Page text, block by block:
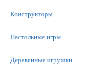
Конструкторы
Настольные игры
Деревянные игрушки